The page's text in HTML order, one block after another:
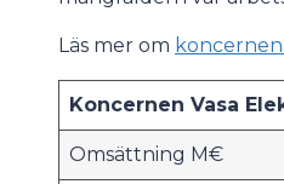
Läs mer om
Koncernen Vasa
Omsättning M€